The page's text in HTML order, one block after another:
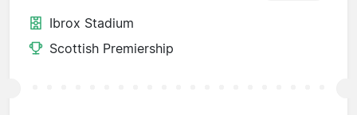
Ibrox Stadium
Scottish Premiership